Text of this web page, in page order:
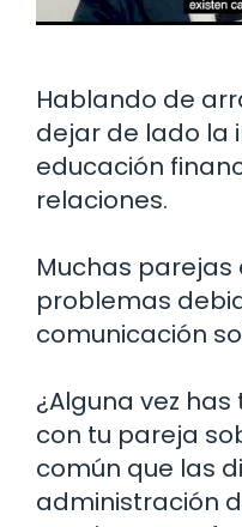
Hablando de
dejar de lado la
educación
relaciones.
Muchas
problemas
comunicación
¿Alguna vez
con tu pareja
común que las
administración